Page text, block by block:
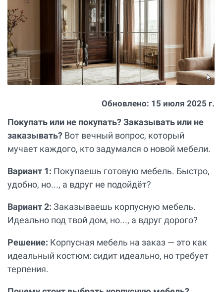
Обновлено: 15 июля 2025 г.
Покупать или не покупать? Заказывать или не
заказывать? Вот вечный вопрос, который
мучает каждого, кто задумался о новой мебели.
Вариант 1: Покупаешь готовую мебель. Быстро,
удобно, но..., а вдруг не подойдёт?
Вариант 2: Заказываешь корпусную мебель.
Идеально под твой дом, но..., а вдруг дорого?
Решение: Корпусная мебель на заказ — это как
идеальный костюм: сидит идеально, но требует
терпения.